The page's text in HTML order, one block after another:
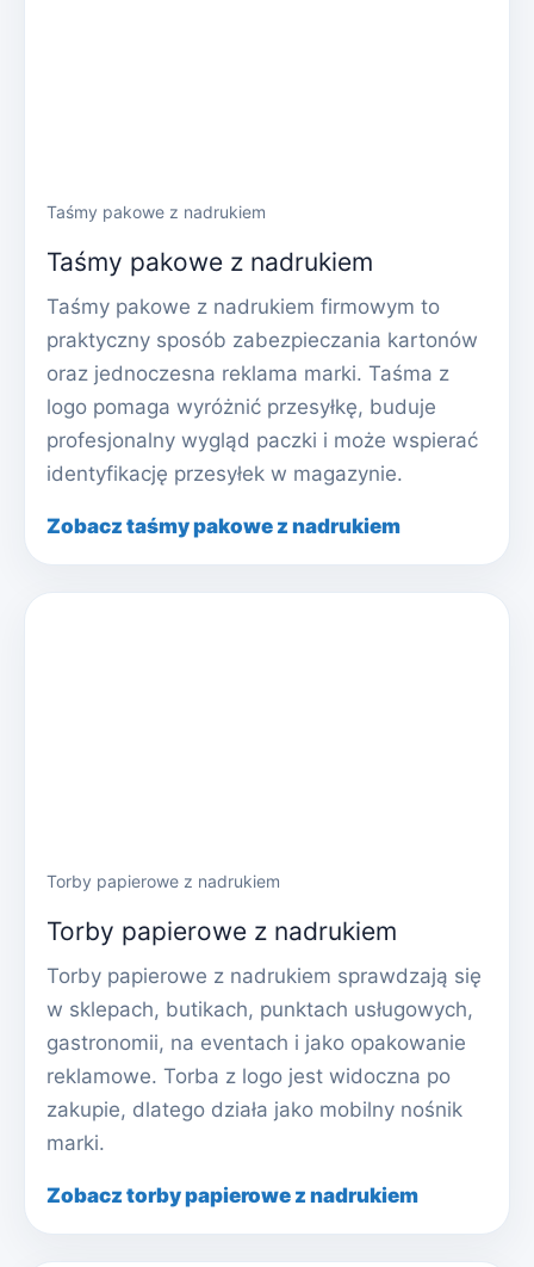
Taśmy pakowe z nadrukiem
Taśmy pakowe z nadrukiem
Taśmy pakowe z nadrukiem firmowym to
praktyczny sposób zabezpieczania kartonów
oraz jednoczesna reklama marki. Taśma z
logo pomaga wyróżnić przesyłkę, buduje
profesjonalny wygląd paczki i może wspierać
identyfikację przesyłek w magazynie.
Zobacz taśmy pakowe z nadrukiem
Torby papierowe z nadrukiem
Torby papierowe z nadrukiem
Torby papierowe z nadrukiem sprawdzają się
w sklepach, butikach, punktach usługowych,
gastronomii, na eventach i jako opakowanie
reklamowe. Torba z logo jest widoczna po
zakupie, dlatego działa jako mobilny nośnik
marki.
Zobacz torby papierowe z nadrukiem